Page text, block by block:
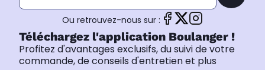
Ou retrouvez-nous sur :
Téléchargez l'application Boulanger !
Profitez d'avantages exclusifs, du suivi de votre
commande, de conseils d'entretien et plus